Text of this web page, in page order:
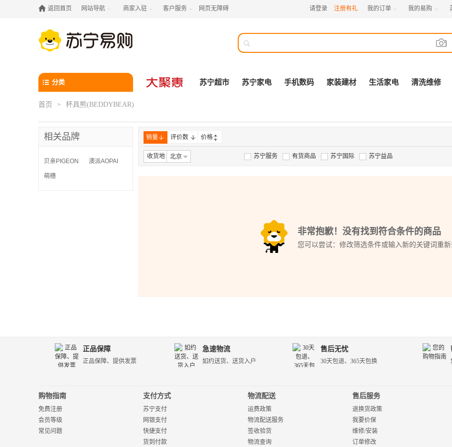
 返回首页 网站导航  商家入驻  客户服务  网页无障碍 请登录 注册有礼 我的订单  我的易购 

分类 苏宁超市 苏宁家电 手机数码 家装建材 生活家电 清洗维修
首页 > 杯具熊(BEDDYBEAR)
销量 评价数 价格
收货地 北京 苏宁服务 有货商品 苏宁国际 苏宁益品
非常抱歉！没有找到符合条件的商品
您可以尝试：修改筛选条件或输入新的关键词重
相关品牌
贝亲PIGEON 澳派AOPAI
萌穗
正品保障
正品保障、提供发票
急速物流
如约送货、送货入户
售后无忧
30天包退、365天包换
购物指南
免费注册
会员等级
常见问题
支付方式
苏宁支付
网银支付
快捷支付
货到付款
物流配送
运费政策
物流配送服务
签收验货
物流查询
售后服务
退换货政策
我要价保
维修/安装
订单修改